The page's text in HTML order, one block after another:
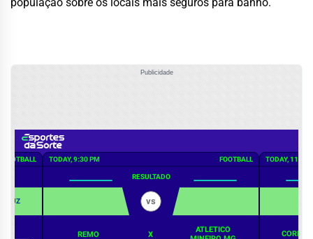
Publicidade